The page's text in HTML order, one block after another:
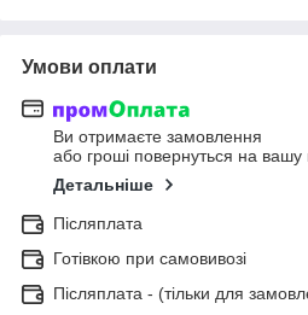
Умови оплати
Ви отримаєте замовлення
або гроші повернуться на вашу
Детальніше
Післяплата
Готівкою при самовивозі
Післяплата - (тільки для